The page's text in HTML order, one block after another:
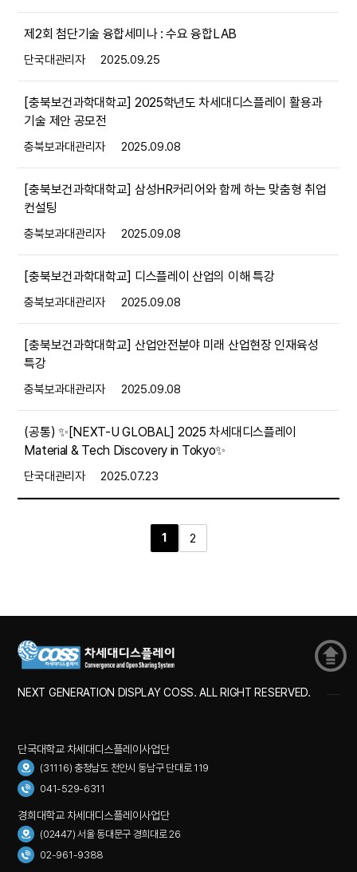
제2회 첨단기술 융합세미나 : 수요 융합LAB
단국대관리자 2025.09.25
[충북보건과학대학교] 2025학년도 차세대디스플레이 활용과
기술 제안 공모전
충북보과대관리자 2025.09.08
[충북보건과학대학교] 삼성HR커리어와 함께 하는 맞춤형 취업
컨설팅
충북보과대관리자 2025.09.08
[충북보건과학대학교] 디스플레이 산업의 이해 특강
충북보과대관리자 2025.09.08
[충북보건과학대학교] 산업안전분야 미래 산업현장 인재육성
특강
충북보과대관리자 2025.09.08
(공통) ✨️[NEXT-U GLOBAL] 2025 차세대디스플레이
Material & Tech Discovery in Tokyo✨️
단국대관리자 2025.07.23
1 2
NEXT GENERATION DISPLAY COSS. ALL RIGHT RESERVED.
단국대학교 차세대디스플레이사업단
(31116) 충청남도 천안시 동남구 단대로 119
041-529-6311
경희대학교 차세대디스플레이사업단
(02447) 서울 동대문구 경희대로 26
02-961-9388